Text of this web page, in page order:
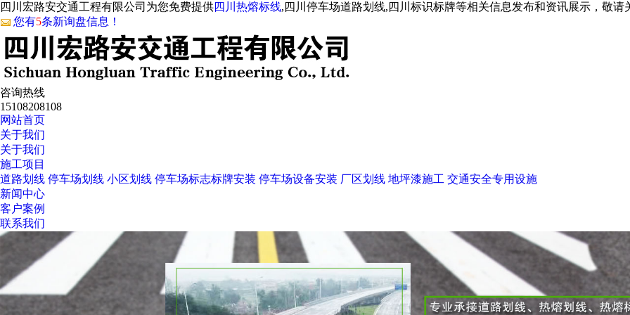
四川宏路安交通工程有限公司为您免费提供四川热熔标线,四川停车场道路划线,四川标识标牌等相关信息发布和资讯展示，敬请
您有5条新询盘信息！
咨询热线
15108208108
网站首页
关于我们
关于我们
施工项目
道路划线 停车场划线 小区划线 停车场标志标牌安装 停车场设备安装 厂区划线 地坪漆施工 交通安全专用设施
新闻中心
客户案例
联系我们